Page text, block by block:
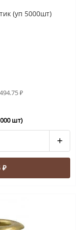
(уп 5000шт)
₽
шт)
+
₽